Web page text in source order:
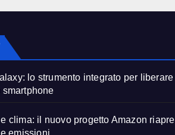
lo strumento integrato per liberare
clima: il nuovo progetto Amazon riapre
emissioni